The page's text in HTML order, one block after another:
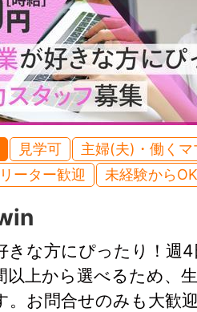
見学可
主婦(夫)・働くマ
ーター歓迎
未経験からOK
きな方にぴったり！週4
以上から選べるため、
。お問合せのみも大歓